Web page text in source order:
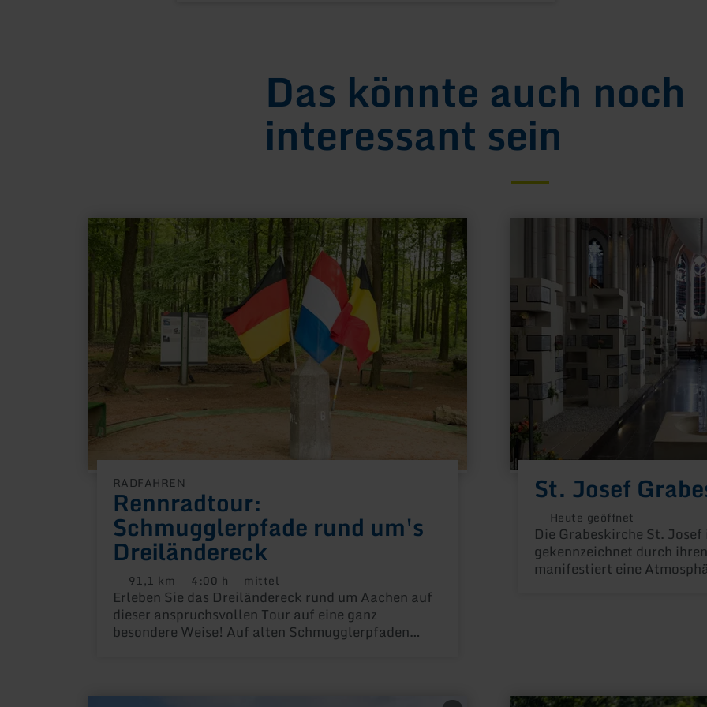
Das könnte auch noch
interessant sein
RADFAHREN
Rennradtour:
Schmugglerpfade rund um's
Dreiländereck
Distanz:
91,1 km Dauer:
4:00 h Anforderung:
mittel
Erleben Sie das Dreiländereck rund um Aachen auf
dieser anspruchsvollen Tour auf eine ganz
besondere Weise! Auf alten Schmugglerpfaden
Grenzen der Provinzen Süd-Limburg, Wallonie und
mehr
erfahren
zu:
Rennradtour:
Schmugglerpfade
Dreiländereck
St. Josef
Heute geöffnet
Die Grabeskirche St. Josef
gekennzeichnet durch
manifestiert eine
Grabeskirche
mehr